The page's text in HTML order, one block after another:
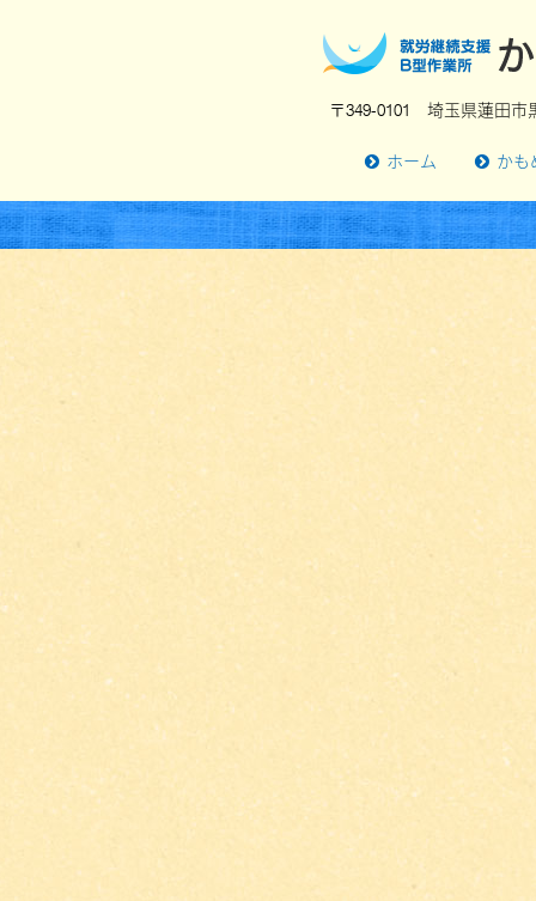
〒349-0101 埼玉県蓮田市
ホーム かも